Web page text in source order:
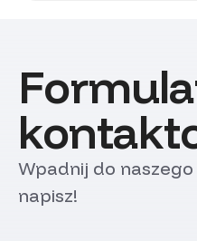
Wpadnij do
napisz!